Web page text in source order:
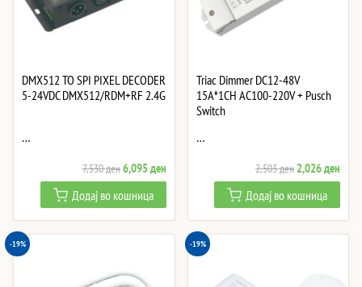
DMX512 TO SPI PIXEL DECODER
5-24VDC DMX512/RDM+RF 2.4G
…
7,530денOriginal
price
was:
7,530 ден.
6,095денCurrent
price
is:
6,095 ден.
Додај во кошница
Triac Dimmer DC12-48V
15A*1CH AC100-220V + Pusch
Switch
…
2,503ден Original
price
was:
2,503 ден.
2,026ден
price
is:
Додај во кошница
-19% -19%